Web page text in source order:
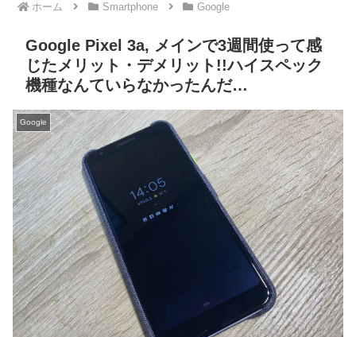
ホーム Smartphone Google
Google Pixel 3a, メインで3週間使って感
じたメリット・デメリット!!ハイスペック
機種なんていらなかったんだ…
Google